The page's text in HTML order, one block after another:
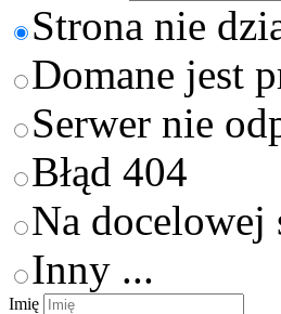
Strona nie
Domane jest
Serwer nie
Błąd 404
Na docelowej
Inny ...
Imię